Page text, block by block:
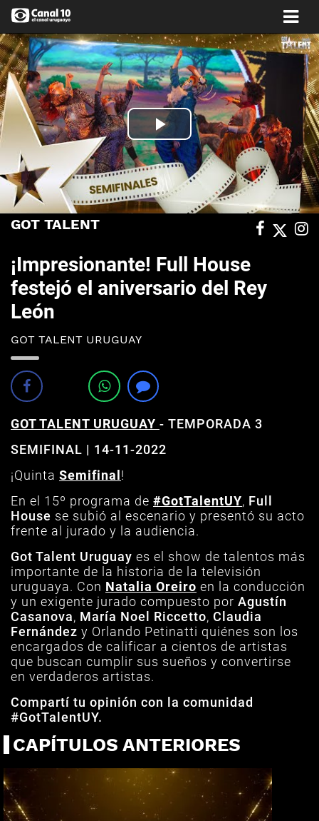
Play
Video
GOT TALENT
¡Impresionante! Full House
festejó el aniversario del Rey
León
GOT TALENT URUGUAY
GOT TALENT URUGUAY - TEMPORADA 3
SEMIFINAL | 14-11-2022
¡Quinta Semifinal !
En el 15º programa de #GotTalentUY, Full
House se subió al escenario y presentó su acto
frente al jurado y la audiencia.
Got Talent Uruguay es el show de talentos más
importante de la historia de la televisión
uruguaya. Con Natalia Oreiro en la conducción
y un exigente jurado compuesto por Agustín
Casanova, María Noel Riccetto, Claudia
Fernández y Orlando Petinatti quiénes son los
encargados de calificar a cientos de artistas
que buscan cumplir sus sueños y convertirse
en verdaderos artistas.
Compartí tu opinión con la comunidad
#GotTalentUY.
CAPÍTULOS ANTERIORES